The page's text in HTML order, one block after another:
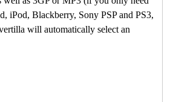
iPod, Blackberry, Sony PSP and PS3,
will automatically select an